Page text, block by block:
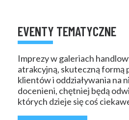
EVENTY TEMATYCZNE
Imprezy w galeriach
atrakcyjną, skuteczną formą
klientów i oddziaływania na
docenieni, chętniej będą
których dzieje się coś